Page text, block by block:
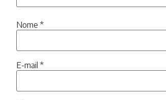
Nome *
E-mail *